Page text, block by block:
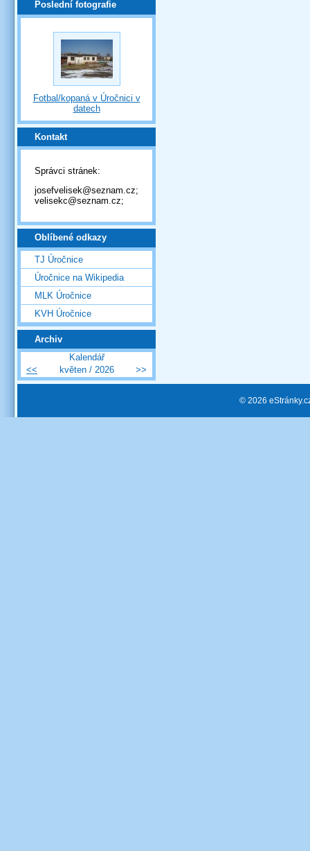
Poslední fotografie
Fotbal/kopaná v Úročnici v
datech
Kontakt
Správci stránek:
josefvelisek@seznam.cz;
velisekc@seznam.cz;
Oblíbené odkazy
TJ Úročnice
Úročnice na Wikipedia
MLK Úročnice
KVH Úročnice
Archiv
Kalendář
<<
květen / 2026 >>
© 2026